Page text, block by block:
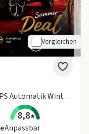
Vergleichen
N-CONNECTA *Privatkunden* 158 PS Automatik Winterpaket 360 Grad el. Heckklappe
8,8
Anpassbar